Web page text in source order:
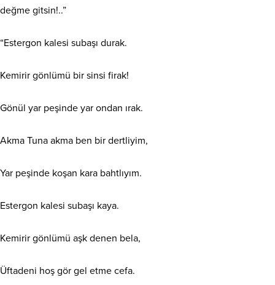
değme gitsin!..”
“Estergon kalesi subaşı durak.
Kemirir gönlümü bir sinsi firak!
Gönül yar peşinde yar ondan ırak.
Akma Tuna akma ben bir dertliyim,
Yar peşinde koşan kara bahtlıyım.
Estergon kalesi subaşı kaya.
Kemirir gönlümü aşk denen bela,
Üftadeni hoş gör gel etme cefa.